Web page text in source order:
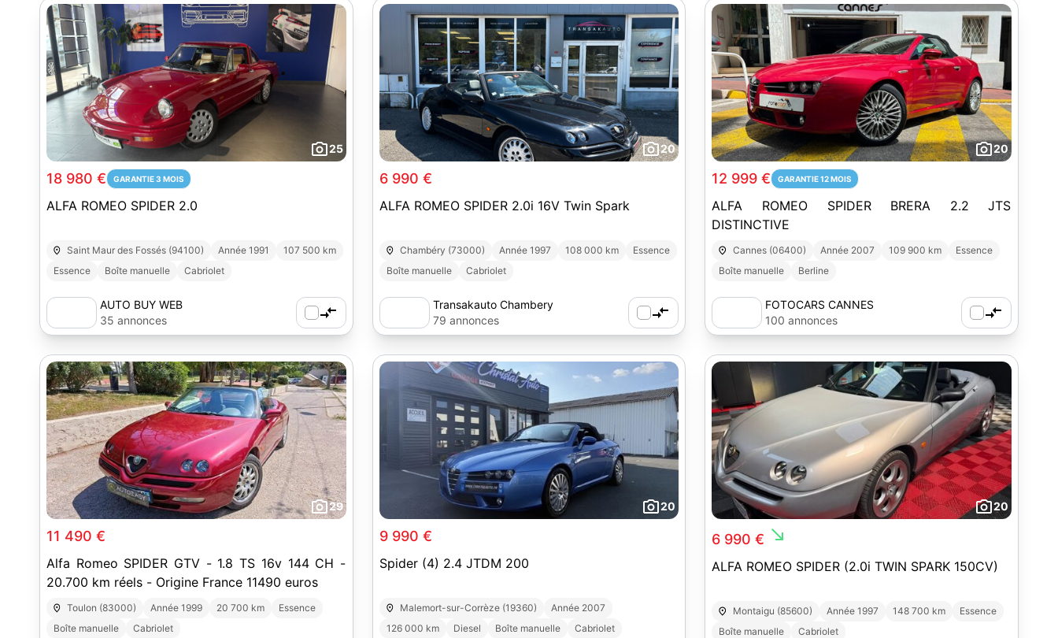
25
18 980 € GARANTIE 3 MOIS
ALFA ROMEO SPIDER 2.0
Saint Maur des Fossés (94100) Année 1991
107 500 km
Essence
Boîte manuelle Cabriolet
AUTO BUY WEB
35 annonces
20
6 990 €
ALFA ROMEO SPIDER 2.0i 16V Twin Spark
Chambéry (73000) Année 1997 108 000 km
Essence
Boîte manuelle
Cabriolet
Transakauto Chambery
79 annonces
20
12 999 € GARANTIE 12 MOIS
ALFA ROMEO SPIDER BRERA 2.2 JTS
DISTINCTIVE
Cannes (06400) Année 2007 109 900 km
Essence
Boîte manuelle
Berline
FOTOCARS CANNES
100 annonces
29
11 490 €
Alfa Romeo SPIDER GTV - 1.8 TS 16v 144 CH -
20.700 km réels - Origine France 11490 euros
Toulon (83000) Année 1999 20 700 km
Essence
Boîte manuelle
Cabriolet
20
9 990 €
Spider (4) 2.4 JTDM 200
Malemort-sur-Corrèze (19360)
Année 2007
126 000 km
Diesel Boîte manuelle Cabriolet
20
6 990 € south_east
ALFA ROMEO SPIDER (2.0i TWIN SPARK 150CV)
Montaigu (85600) Année 1997 148 700 km
Essence
Boîte manuelle
Cabriolet